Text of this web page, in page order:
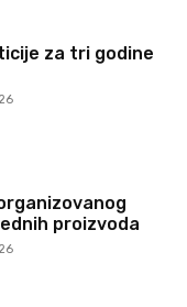
za tri godine
proizvoda